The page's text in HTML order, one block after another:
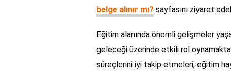
belge alınır mı? sayfasını ziyaret
Eğitim alanında önemli gelişmeler
geleceği üzerinde etkili rol
süreçlerini iyi takip etmeleri, eğitim